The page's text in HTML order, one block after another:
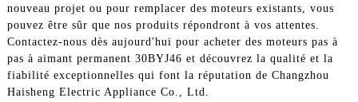
nouveau projet ou pour remplacer des moteurs existants, vous
pouvez être sûr que nos produits répondront à vos attentes.
Contactez-nous dès aujourd'hui pour acheter des moteurs pas à
pas à aimant permanent 30BYJ46 et découvrez la qualité et la
fiabilité exceptionnelles qui font la réputation de Changzhou
Haisheng Electric Appliance Co., Ltd.